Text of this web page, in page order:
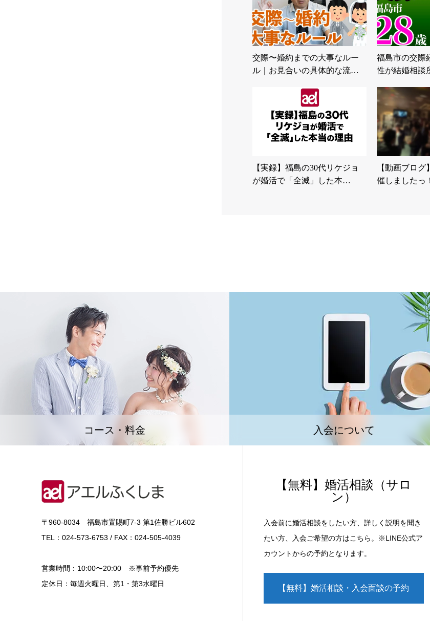
交際〜婚約までの大事なルー
ル｜お見合いの具体的な流…
福島市の交際
性が結婚相談
【実録】福島の30代リケジョ
が婚活で「全滅」した本…
【動画ブロ
催しましたっ！
コース・料金 入会について
〒960-8034 福島市置賜町7-3 第1佐勝ビル602
TEL：024-573-6753 / FAX：024-505-4039
営業時間：10:00〜20:00 ※事前予約優先
定休日：毎週火曜日、第1・第3水曜日
【無料】婚活相談（サロ
ン）
入会前に婚活相談をしたい方、詳しく説明を聞き
たい方、入会ご希望の方はこちら。※LINE公式ア
カウントからの予約となります。
【無料】婚活相談・入会面談の予約